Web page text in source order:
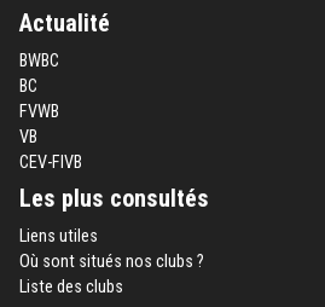
Actualité
BWBC
BC
FVWB
VB
CEV-FIVB
Les plus consultés
Liens utiles
Où sont situés nos clubs ?
Liste des clubs